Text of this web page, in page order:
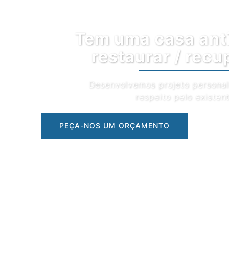
Tem uma casa antiga para
restaurar / recuperar?
Desenvolvemos projeto personalizado com o
respeito pelo existente
PEÇA-NOS UM ORÇAMENTO